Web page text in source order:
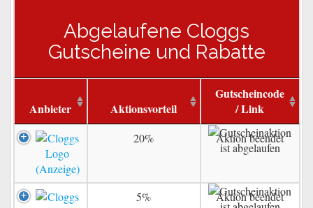
Abgelaufene Cloggs
Gutscheine und Rabatte
Anbieter Aktionsvorteil
Gutscheincode
/ Link
20% Aktion beendet
5% Aktion beendet